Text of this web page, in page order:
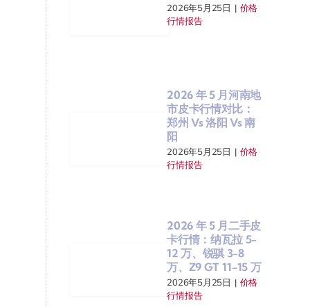
2026年5月25日 | 价格
行情报告
2026 年 5 月河南地
市皮卡行情对比：
郑州 Vs 洛阳 Vs 南
阳
2026年5月25日 | 价格
行情报告
2026 年 5 月二手皮
卡行情：纳瓦拉 5-
12 万、锐骐 3-8
万、Z9 GT 11-15 万
2026年5月25日 | 价格
行情报告